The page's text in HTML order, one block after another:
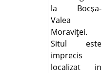
la Bocşa-
Valea
Moraviţei.
Situl este
imprecis
localizat in